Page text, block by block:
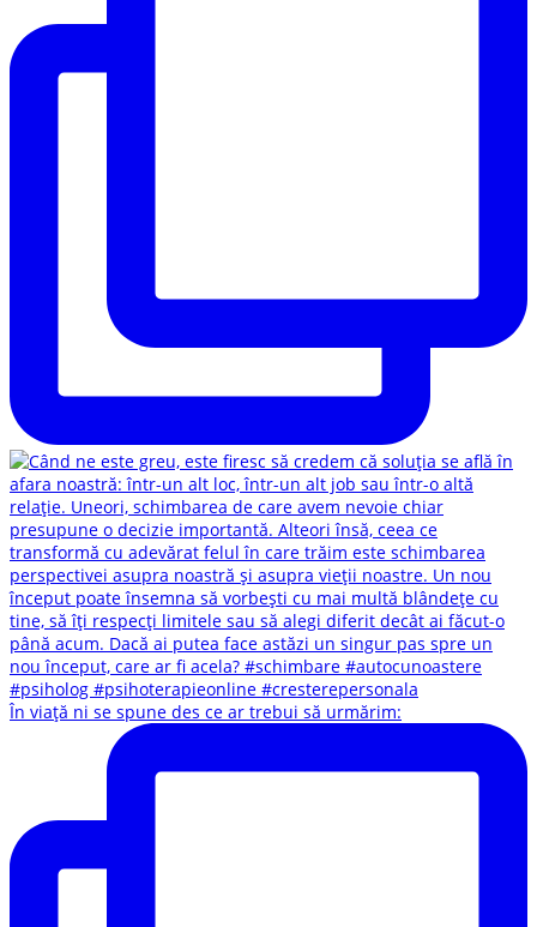
În viață ni se spune des ce ar trebui să urmărim: